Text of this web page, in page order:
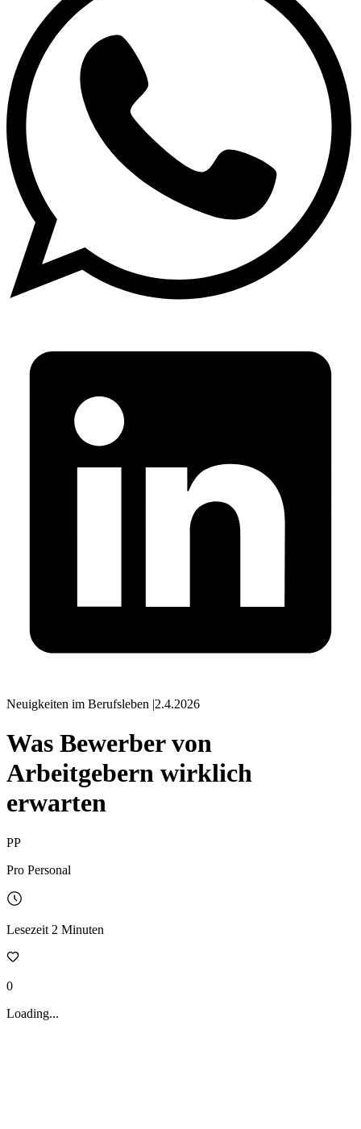
Neuigkeiten im Berufsleben |2.4.2026
Was Bewerber von
Arbeitgebern wirklich
erwarten
PP
Pro Personal
Lesezeit 2 Minuten
0
Loading...